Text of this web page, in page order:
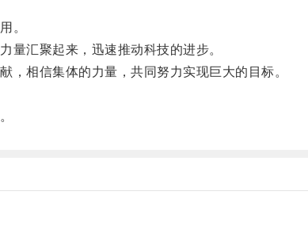
。
汇聚起来，迅速推动科技的进步。
相信集体的力量，共同努力实现巨大的目标。